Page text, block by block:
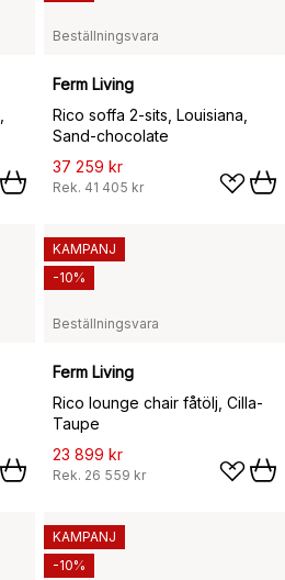
Beställningsvara
Ferm Living
Rico soffa 2-sits, Louisiana,
Sand-chocolate
37 259 kr
Rek. 41 405 kr
Beställningsvara
Ferm Living
Rico lounge chair fåtölj, Cilla-
Taupe
23 899 kr
Rek. 26 559 kr
KAMPANJ
-10%
KAMPANJ
-10%